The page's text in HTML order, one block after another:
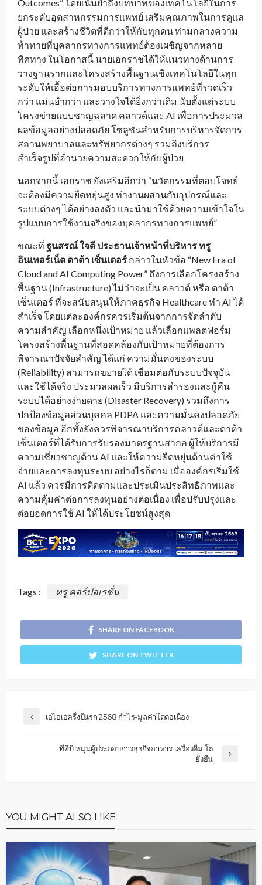
Outcomes” โดยเน้นย้ำถึงบทบาทของเทคโนโลยีในการ
ยกระดับอุตสาหกรรมการแพทย์ เสริมคุณภาพในการดูแล
ผู้ป่วย และสร้างชีวิตที่ดีกว่าให้กับทุกคน ท่ามกลางความ
ท้าทายที่บุคลากรทางการแพทย์ต้องเผชิญจากหลาย
ทิศทาง ในโอกาสนี้ นายเอกราชได้ให้แนวทางด้านการ
วางฐานรากและโครงสร้างพื้นฐานเชิงเทคโนโลยีในทุก
ระดับให้เอื้อต่อการมอบบริการทางการแพทย์ที่รวดเร็ว
กว่า แม่นยำกว่า และวางใจได้ยิ่งกว่าเดิม นับตั้งแต่ระบบ
โครงข่ายแบบชาญฉลาด คลาวด์และ AI เพื่อการประมวล
ผลข้อมูลอย่างปลอดภัย โซลูชันสำหรับการบริหารจัดการ
สถานพยาบาลและทรัพยากรต่างๆ รวมถึงบริการ
สำเร็จรูปที่อำนวยความสะดวกให้กับผู้ป่วย
นอกจากนี้ เอกราช ยังเสริมอีกว่า “นวัตกรรมที่ตอบโจทย์
จะต้องมีความยืดหยุ่นสูง ทำงานผสานกับอุปกรณ์และ
ระบบต่างๆ ได้อย่างลงตัว และนำมาใช้ด้วยความเข้าใจใน
รูปแบบการใช้งานจริงของบุคลากรทางการแพทย์”
ขณะที่ ฐนสรณ์ ใจดี ประธานเจ้าหน้าที่บริหาร ทรู
อินเทอร์เน็ต ดาต้า เซ็นเตอร์ กล่าวในหัวข้อ “New Era of
Cloud and AI Computing Power” ถึงการเลือกโครงสร้าง
พื้นฐาน (Infrastructure) ไม่ว่าจะเป็น คลาวด์ หรือ ดาต้า
เซ็นเตอร์ ที่จะสนับสนุนให้ภาคธุรกิจ Healthcare ทำ AI ได้
สำเร็จ โดยแต่ละองค์กรควรเริ่มต้นจากการจัดลำดับ
ความสำคัญ เลือกหนึ่งเป้าหมาย แล้วเลือกแพลตฟอร์ม
โครงสร้างพื้นฐานที่สอดคล้องกับเป้าหมายที่ต้องการ
พิจารณาปัจจัยสำคัญ ได้แก่ ความมั่นคงของระบบ
(Reliability) สามารถขยายได้ เชื่อมต่อกับระบบปัจจุบัน
และใช้ได้จริง ประมวลผลเร็ว มีบริการสำรองและกู้คืน
ระบบได้อย่างง่ายดาย (Disaster Recovery) รวมถึงการ
ปกป้องข้อมูลส่วนบุคคล PDPA และความมั่นคงปลอดภัย
ของข้อมูล อีกทั้งยังควรพิจารณาบริการคลาวด์และดาต้า
เซ็นเตอร์ที่ได้รับการรับรองมาตรฐานสากล ผู้ให้บริการมี
ความเชี่ยวชาญด้าน AI และให้ความยืดหยุ่นด้านค่าใช้
จ่ายและการลงทุนระบบ อย่างไรก็ตาม เมื่อองค์กรเริ่มใช้
AI แล้ว ควรมีการติดตามและประเมินประสิทธิภาพและ
ความคุ้มค่าต่อการลงทุนอย่างต่อเนื่อง เพื่อปรับปรุงและ
ต่อยอดการใช้ AI ให้ได้ประโยชน์สูงสุด
Tags : ทรู คอร์ปอเรชั่น
SHARE ON FACEBOOK
SHARE ON TWITTER
เอไอเอครึ่งปีแรก 2568 กำไร-มูลค่าโตต่อเนื่อง
ทีทีบี หนุนผู้ประกอบการธุรกิจอาหาร เครื่องดื่ม โต
ยั่งยืน
YOU MIGHT ALSO LIKE